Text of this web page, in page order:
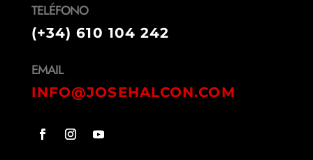
TELÉFONO
(+34) 610 104 242
EMAIL
INFO@JOSEHALCON.COM